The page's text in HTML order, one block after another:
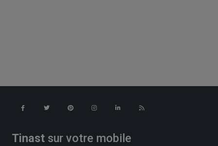
Tinast sur votre mobile